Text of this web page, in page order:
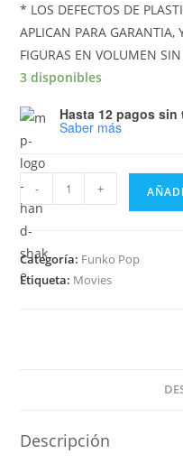
* LOS DEFECTOS DE
APLICAN PARA GARANTIA,
FIGURAS EN VOLUMEN
3 disponibles
Hasta 12 pagos sin
Saber más
Funko
Pop
Movies
Avatar
-
- +
Categoría: Funko Pop
Etiqueta: Movies
Descripción